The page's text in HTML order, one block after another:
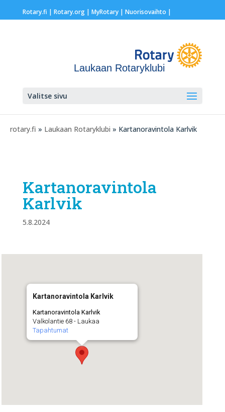
Rotary.fi | Rotary.org| MyRotary | Nuorisovaihto |
Laukaan Rotaryklubi
Valitse sivu
rotary.fi » Laukaan Rotaryklubi » Kartanoravintola Karlvik
Kartanoravintola
Karlvik
5.8.2024
Kartanoravintola Karlvik
Kartanoravintola Karlvik
Valkolantie 68 - Laukaa
Tapahtumat